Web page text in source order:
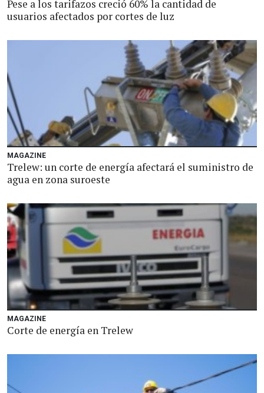
Pese a los tarifazos creció 60% la cantidad de
usuarios afectados por cortes de luz
MAGAZINE
Trelew: un corte de energía afectará el suministro de
agua en zona suroeste
MAGAZINE
Corte de energía en Trelew